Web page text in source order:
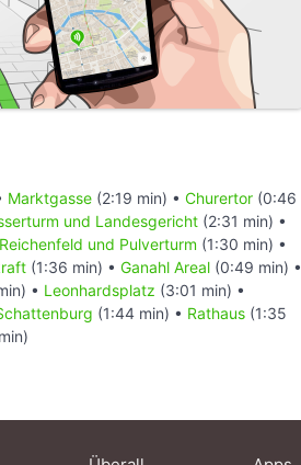
Marktgasse (2:19 min) • Churertor (0:46
und Landesgericht (2:31 min) •
Reichenfeld und Pulverturm (1:30 min) •
(1:36 min) • Ganahl Areal (0:49 min) •
• Leonhardsplatz (3:01 min) •
(1:44 min) • Rathaus (1:35